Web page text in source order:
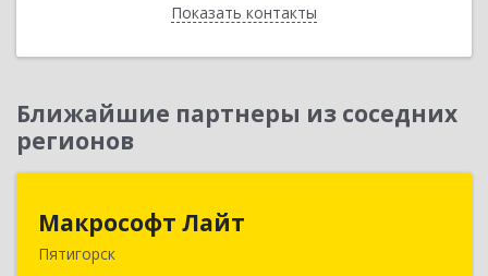
Показать контакты
Назад
Ближайшие партнеры из соседних
регионов
Макрософт Лайт
Пятигорск357501, Ставропольский край, Пятигорск г,